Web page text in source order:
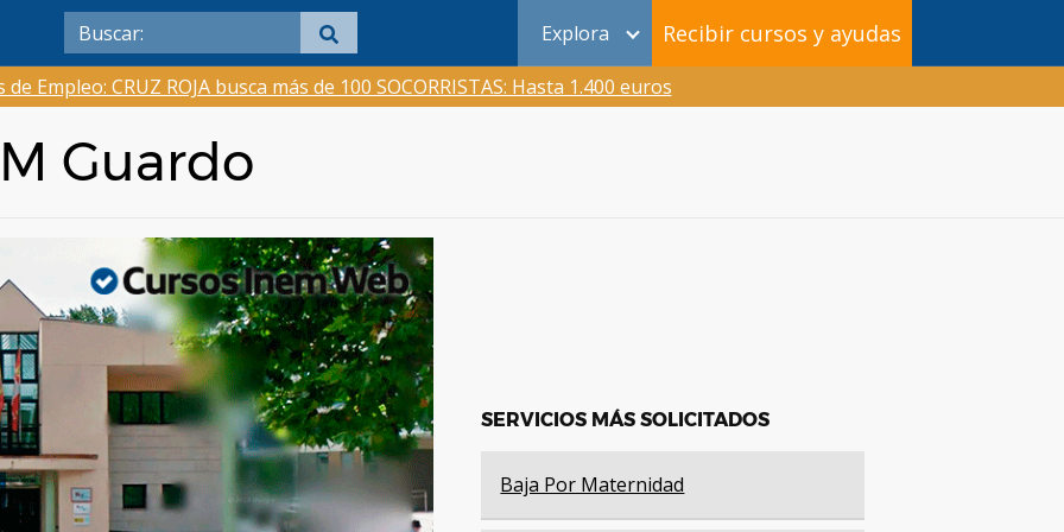
Explora Recibir cursos y ayudas
Empleo: CRUZ ROJA busca más de 100 SOCORRISTAS: Hasta 1.400 euros
Guardo
SERVICIOS MÁS SOLICITADOS
Baja Por Maternidad